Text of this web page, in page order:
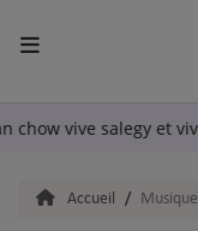
chow vive salegy et
ACCUEIL
LA RADIO
Accueil